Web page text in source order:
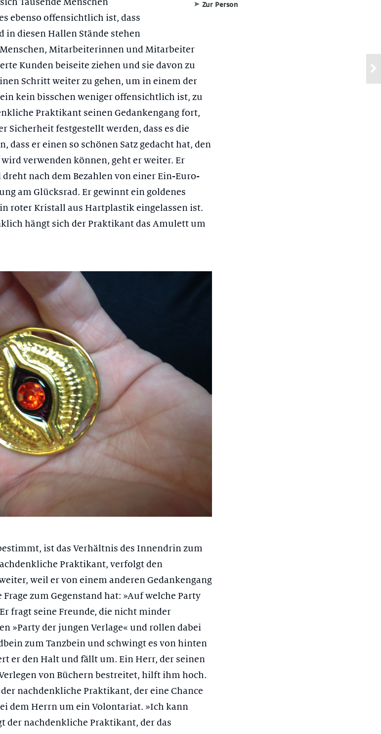
Zur Person
ebenso offensichtlich ist, dass
in diesen Hallen Stände stehen
Mitarbeiterinnen und Mitarbeiter
Kunden beiseite ziehen und sie davon zu
Schritt weiter zu gehen, um in einem der
kein bisschen weniger offensichtlich ist, zu
Praktikant seinen Gedankengang fort,
Sicherheit festgestellt werden, dass es die
dass er einen so schönen Satz gedacht hat, den
verwenden können, geht er weiter. Er
nach dem Bezahlen von einer Ein-Euro-
am Glücksrad. Er gewinnt ein goldenes
roter Kristall aus Hartplastik eingelassen ist.
hängt sich der Praktikant das Amulett um
ist das Verhältnis des Innendrin zum
Praktikant, verfolgt den
weil er von einem anderen Gedankengang
zum Gegenstand hat: »Auf welche Party
fragt seine Freunde, die nicht minder
»Party der jungen Verlage« und rollen dabei
zum Tanzbein und schwingt es von hinten
er den Halt und fällt um. Ein Herr, der seinen
von Büchern bestreitet, hilft ihm hoch.
nachdenkliche Praktikant, der eine Chance
dem Herrn um ein Volontariat. »Ich kann
der nachdenkliche Praktikant, der das